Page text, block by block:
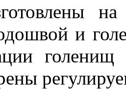
и
голенищ